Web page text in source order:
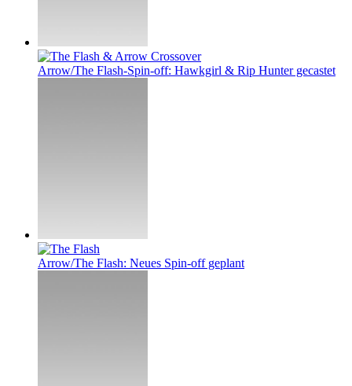
Arrow/The Flash-Spin-off: Hawkgirl & Rip Hunter gecastet
Arrow/The Flash: Neues Spin-off geplant